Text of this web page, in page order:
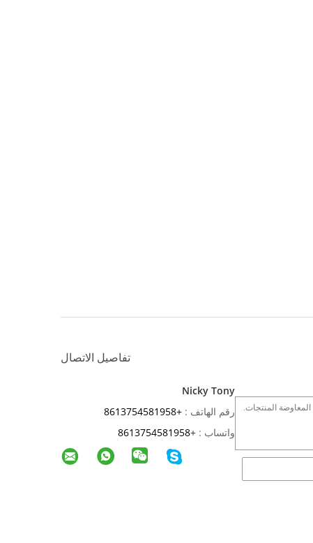
تفاصيل الاتصال
Nicky Tony
رقم الهاتف : +8613754581958
واتساب : +
8613754581958